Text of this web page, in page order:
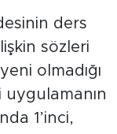
ders
sözleri
olmadığı
uygulamanın
1’inci,